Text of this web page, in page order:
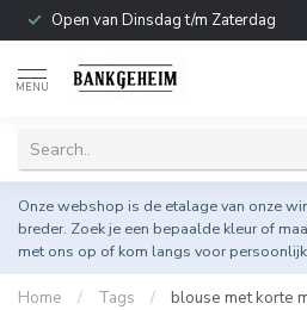
Open van Dinsdag t/m Zaterdag
MENU
Onze webshop is de etalage van onze
breder. Zoek je een bepaalde kleur of
met ons op of kom langs voor
Home / Tags / blouse met korte